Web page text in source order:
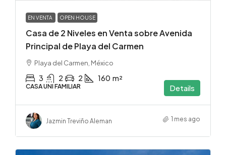
EN VENTA OPEN HOUSE
Casa de 2 Niveles en Venta sobre Avenida
Principal de Playa del Carmen
Playa del Carmen, México
3 2 2 160 m²
CASA UNI FAMILIAR Details
Jazmin Treviño Aleman 1 mes ago